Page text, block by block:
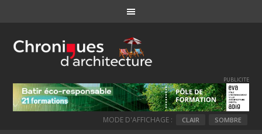
PUBLICITE
MODE D'AFFICHAGE : CLAIR SOMBRE